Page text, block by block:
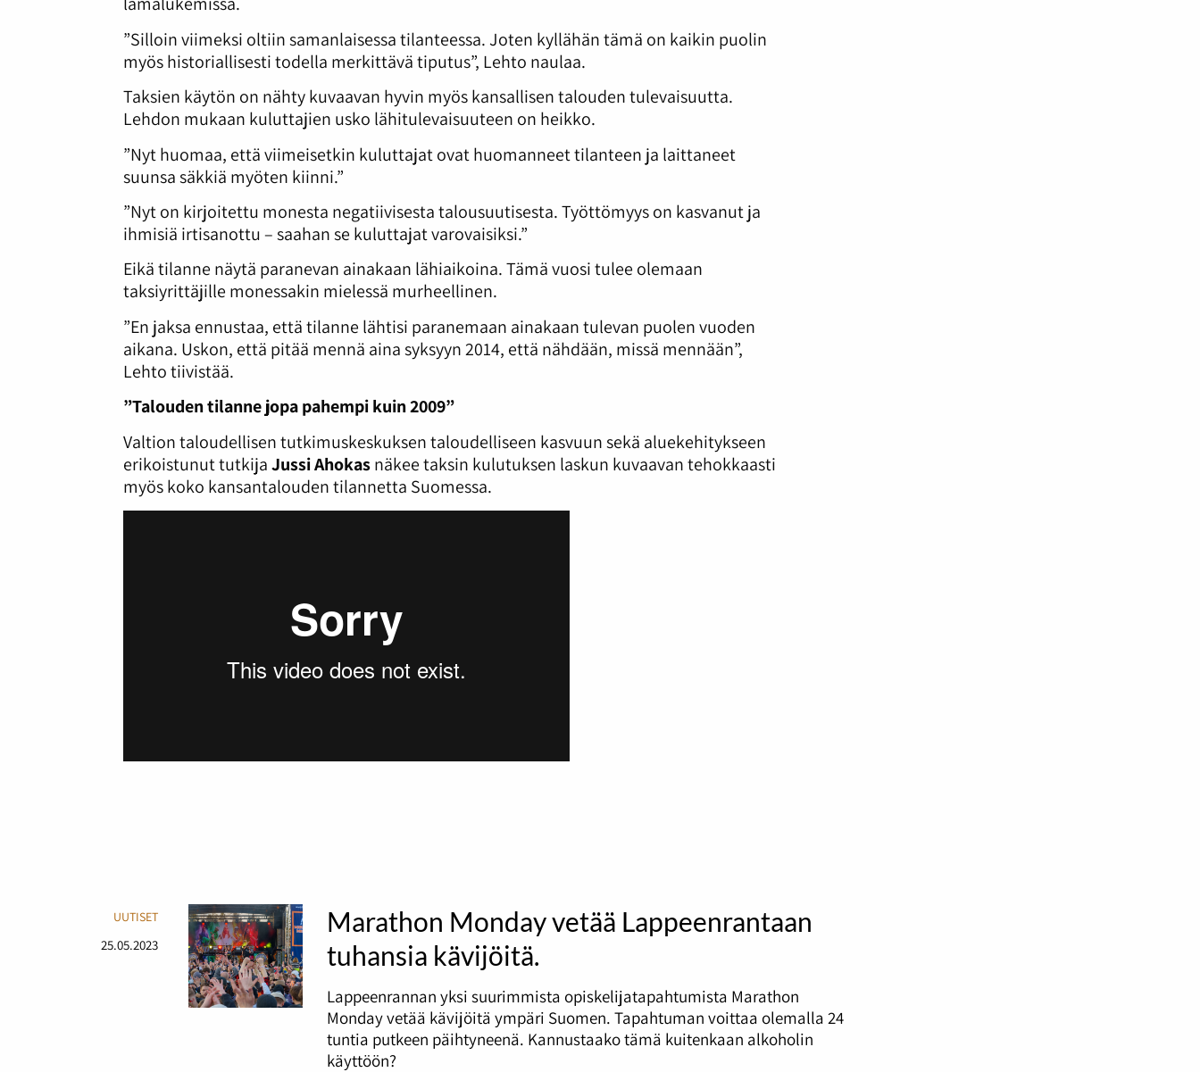
”Silloin viimeksi oltiin samanlaisessa tilanteessa. Joten kyllähän tämä on kaikin puolin
myös historiallisesti todella merkittävä tiputus”, Lehto naulaa.
Taksien käytön on nähty kuvaavan hyvin myös kansallisen talouden tulevaisuutta.
Lehdon mukaan kuluttajien usko lähitulevaisuuteen on heikko.
”Nyt huomaa, että viimeisetkin kuluttajat ovat huomanneet tilanteen ja laittaneet
suunsa säkkiä myöten kiinni.”
”Nyt on kirjoitettu monesta negatiivisesta talousuutisesta. Työttömyys on kasvanut ja
ihmisiä irtisanottu – saahan se kuluttajat varovaisiksi.”
Eikä tilanne näytä paranevan ainakaan lähiaikoina. Tämä vuosi tulee olemaan
taksiyrittäjille monessakin mielessä murheellinen.
”En jaksa ennustaa, että tilanne lähtisi paranemaan ainakaan tulevan puolen vuoden
aikana. Uskon, että pitää mennä aina syksyyn 2014, että nähdään, missä mennään”,
Lehto tiivistää.
”Talouden tilanne jopa pahempi kuin 2009”
Valtion taloudellisen tutkimuskeskuksen taloudelliseen kasvuun sekä aluekehitykseen
erikoistunut tutkijaJussi Ahokasnäkee taksin kulutuksen laskun kuvaavan tehokkaasti
myös koko kansantalouden tilannetta Suomessa.
UUTISET
25.05.2023
Marathon Monday vetää Lappeenrantaan
tuhansia kävijöitä.
Lappeenrannan yksi suurimmista opiskelijatapahtumista Marathon
Monday vetää kävijöitä ympäri Suomen. Tapahtuman voittaa olemalla 24
tuntia putkeen päihtyneenä. Kannustaako tämä kuitenkaan alkoholin
käyttöön?